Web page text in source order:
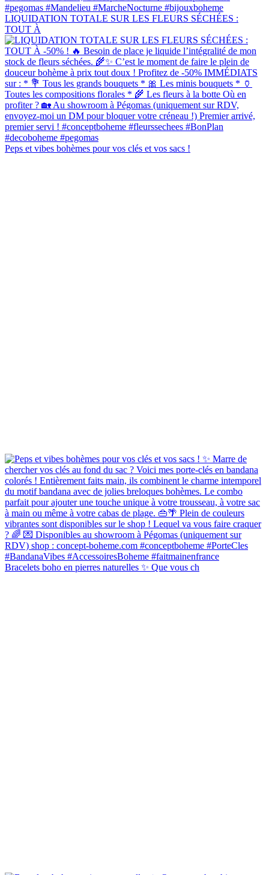
LIQUIDATION TOTALE SUR LES FLEURS SÉCHÉES :
TOUT À
Peps et vibes bohèmes pour vos clés et vos sacs !
Bracelets boho en pierres naturelles ✨ Que vous ch